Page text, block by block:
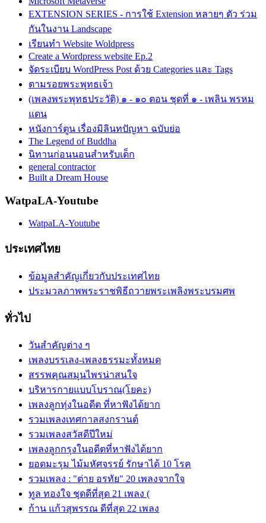
EXTENSION SERIES - การใช้ Extension หลายๆ ตัว ร่วม
กันในงาน Landscape
เรียนทำ Website Woldpress
Create a Wordpress website Ep.2
จัดระเบียบ WordPress Post ด้วย Categories และ Tags
ตามรอยพระพุทธเจ้า
(เพลงพระพุทธประวัติ) ๑ - ๑๐ ตอน ชุดที่ ๑ - เพลิน พรหม
แดน
หนังการ์ตูน เรื่องมิลินทปัญหา ฉบับย่อ
The Legend of Buddha
นิทานก่อนนอนสำหรับเด็ก
general contractor
Built a Dream House
WatpaLA-Youtube
WatpaLA-Youtube
ประเทศไทย
ข้อมูลสำคัญเกี่ยวกับประเทศไทย
ประมวลภาพพระราชพิธีถวายพระเพลิงพระบรมศพ
ทั่วไป
วันสำคัญต่าง ๆ
เพลงบรรเลง-เพลงธรรมะทั้งหมด
สรรพคุณสมุนไพรน่าสนใจ
บริหารกายแบบโบราณ(โยคะ)
เพลงลูกทุ่งในอดีต ที่หาฟังได้ยาก
รวมเพลงเทศกาลสงกรานต์
รวมเพลงสวัสดีปีใหม่
เพลงลูกกรุงในอดีตที่หาฟังได้ยาก
ยอดมะรุม ไม้มหัศจรรย์ รักษาได้ 10 โรค
รวมเพลง : "ต่าย อรทัย" 20 เพลงจากใจ
ทูล ทองใจ ชุดดีที่สุด 21 เพลง (
ก้าน แก้วสุพรรณ ดีที่สุด 22 เพลง